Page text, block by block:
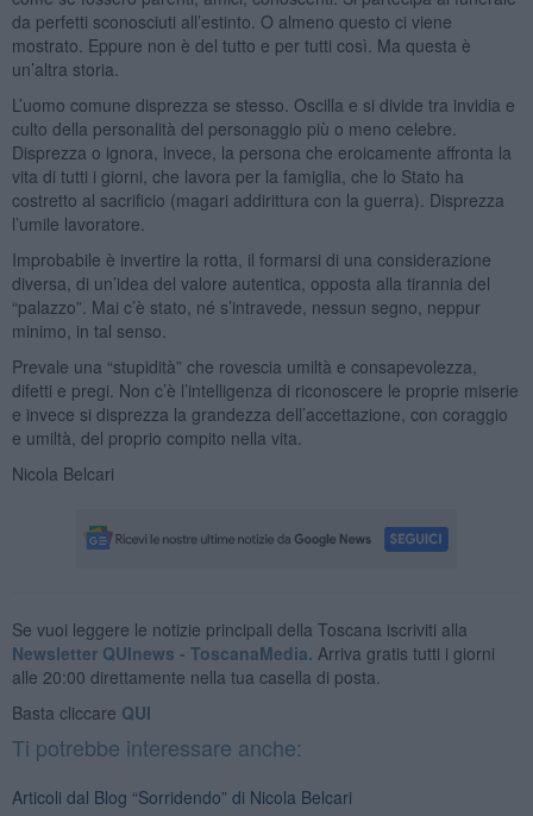
da perfetti sconosciuti all’estinto. O almeno questo ci viene
mostrato. Eppure non è del tutto e per tutti così. Ma questa è
un’altra storia.
L’uomo comune disprezza se stesso. Oscilla e si divide tra invidia e
culto della personalità del personaggio più o meno celebre.
Disprezza o ignora, invece, la persona che eroicamente affronta la
vita di tutti i giorni, che lavora per la famiglia, che lo Stato ha
costretto al sacrificio (magari addirittura con la guerra). Disprezza
l’umile lavoratore.
Improbabile è invertire la rotta, il formarsi di una considerazione
diversa, di un’idea del valore autentica, opposta alla tirannia del
“palazzo”. Mai c’è stato, né s’intravede, nessun segno, neppur
minimo, in tal senso.
Prevale una “stupidità” che rovescia umiltà e consapevolezza,
difetti e pregi. Non c’è l’intelligenza di riconoscere le proprie miserie
e invece si disprezza la grandezza dell’accettazione, con coraggio
e umiltà, del proprio compito nella vita.
Nicola Belcari
Se vuoi leggere le notizie principali della Toscana iscriviti alla
Newsletter QUInews - ToscanaMedia. Arriva gratis tutti i giorni
alle 20:00 direttamente nella tua casella di posta.
Basta cliccare QUI
Ti potrebbe interessare anche:
Articoli dal Blog “Sorridendo” di Nicola Belcari